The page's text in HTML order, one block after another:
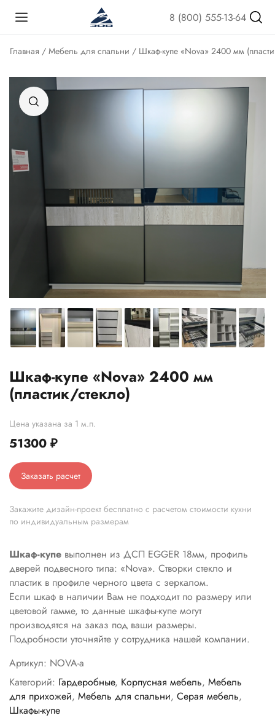
8 (800) 555-13-64
Главная / Мебель для спальни / Шкаф-купе «Nova» 2400 мм
Шкаф-купе «Nova» 2400 мм
(пластик/стекло)
Цена указана за 1 м.п.
51300 ₽
Заказать расчет
Закажите дизайн-проект бесплатно с расчетом стоимости кухни
по индивидуальным размерам
Шкаф-купе выполнен из ДСП EGGER 18мм, профиль
дверей подвесного типа: «Nova». Створки стекло и
пластик в профиле черного цвета с зеркалом.
Если шкаф в наличии Вам не подходит по размеру или
цветовой гамме, то данные шкафы-купе могут
производятся на заказ под ваши размеры.
Подробности уточняйте у сотрудника нашей компании.
Артикул: NOVA-a
Категорий: Гардеробные, Корпусная мебель, Мебель
для прихожей, Мебель для спальни, Серая мебель,
Шкафы-купе